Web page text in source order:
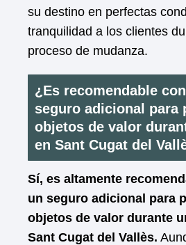
su destino en perfectas
tranquilidad a los clientes
proceso de mudanza.
¿Es recomendable
seguro adicional para
objetos de valor
en Sant Cugat del
Sí, es altamente
un seguro adicional para
objetos de valor durante
Sant Cugat del Vallès.